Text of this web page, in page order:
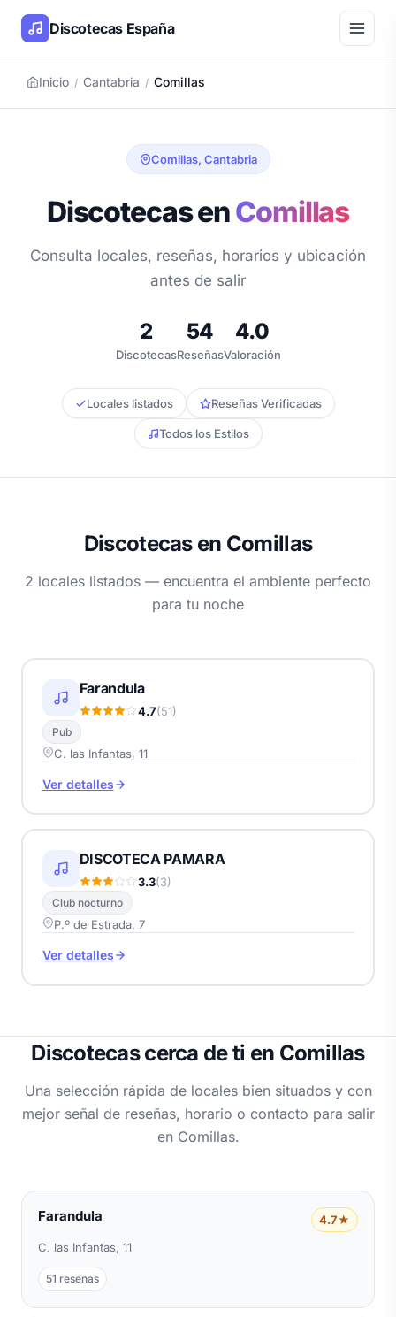
Discotecas España
Inicio / Cantabria / Comillas
Comillas, Cantabria
Discotecas enComillas
Consulta locales, reseñas, horarios y ubicación
antes de salir
2
Discotecas
54
Reseñas
4.0
Valoración
Locales listados Reseñas Verificadas
Todos los Estilos
Discotecas en Comillas
2 locales listados — encuentra el ambiente perfecto
para tu noche
Farandula
4.7(51)
Pub
C. las Infantas, 11
Ver detalles
DISCOTECA PAMARA
3.3(3)
Club nocturno
P.º de Estrada, 7
Ver detalles
Discotecas cerca de ti en Comillas
Una selección rápida de locales bien situados y con
mejor señal de reseñas, horario o contacto para salir
en Comillas.
Farandula
4.7★
C. las Infantas, 11
51 reseñas